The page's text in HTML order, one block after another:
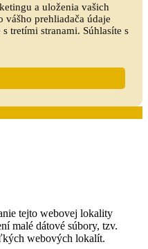
a uloženia vašich
vášho prehliadača údaje
tretími stranami. Súhlasíte s
tejto webovej lokality
malé dátové súbory, tzv.
webových lokalít.